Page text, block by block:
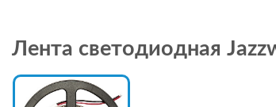
Лента светодиодная